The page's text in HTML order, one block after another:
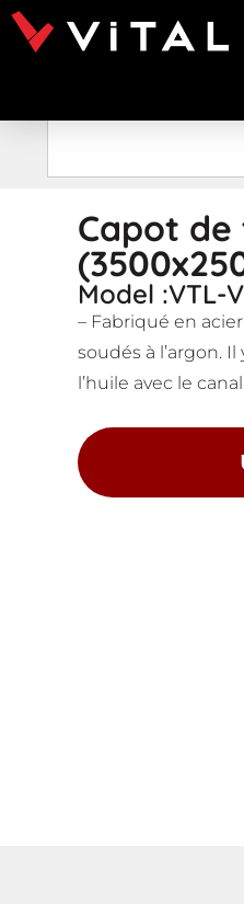
Capot
Model :VTL-
– Fabriqué en
soudés à l’argon.
l’huile avec le